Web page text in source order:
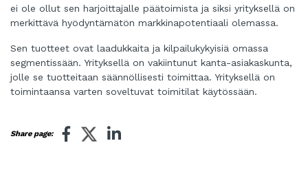
ei ole ollut sen harjoittajalle päätoimista ja siksi yrityksellä on
merkittävä hyödyntämätön markkinapotentiaali olemassa.
Sen tuotteet ovat laadukkaita ja kilpailukykyisiä omassa
segmentissään. Yrityksellä on vakiintunut kanta-asiakaskunta,
jolle se tuotteitaan säännöllisesti toimittaa. Yrityksellä on
toimintaansa varten soveltuvat toimitilat käytössään.
Share page: